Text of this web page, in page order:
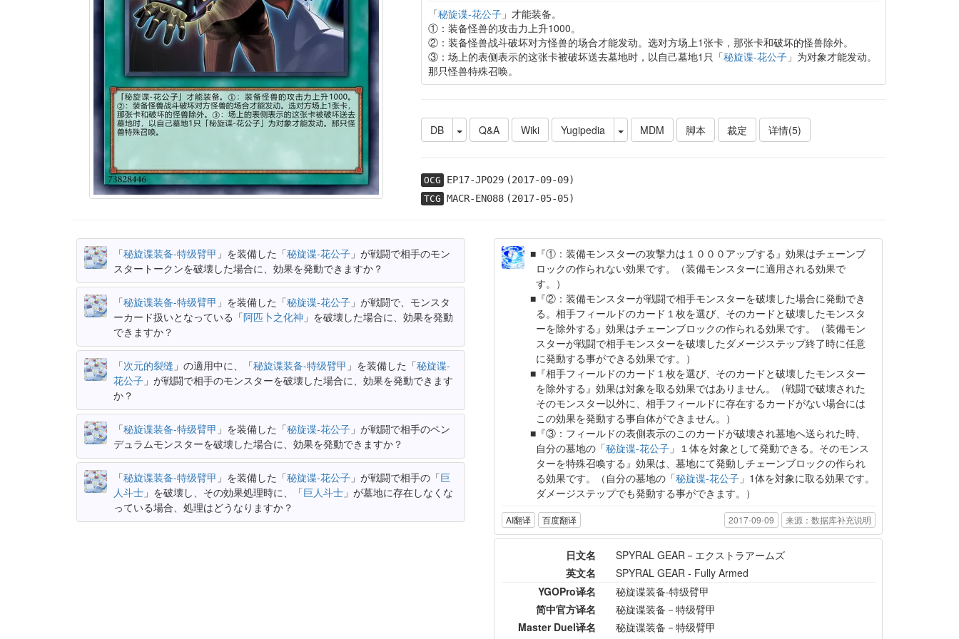
「秘旋谍-花公子 」才能装备。
①：装备怪兽的攻击力上升1000。
②：装备怪兽战斗破坏对方怪兽的场合才能发动。选对方场上1张卡，那张卡和破坏的怪兽除外。
③：场上的表侧表示的这张卡被破坏送去墓地时，以自己墓地1只「秘旋谍-花公子 」为对象才能发动。
那只怪兽特殊召唤。
DB Q&A Wiki Yugipedia MDM 脚本 裁定 详情(5)
OCG EP17-JP029(2017-09-09)
TCG MACR-EN088(2017-05-05)
「秘旋谍装备-特级臂甲 」を装備した「秘旋谍-花公子 」が戦闘で相手のモン
スタートークンを破壊した場合に、効果を発動できますか？
「秘旋谍装备-特级臂甲 」を装備した「秘旋谍-花公子 」が戦闘で、モンスタ
ーカード扱いとなっている「阿匹卜之化神 」を破壊した場合に、効果を発動
できますか？
「次元的裂缝 」の適用中に、「秘旋谍装备-特级臂甲 」を装備した「秘旋谍-
花公子 」が戦闘で相手のモンスターを破壊した場合に、効果を発動できます
か？
「秘旋谍装备-特级臂甲 」を装備した「秘旋谍-花公子 」が戦闘で相手のペン
デュラムモンスターを破壊した場合に、効果を発動できますか？
「秘旋谍装备-特级臂甲 」を装備した「秘旋谍-花公子 」が戦闘で相手の「巨
人斗士 」を破壊し、その効果処理時に、「巨人斗士 」が墓地に存在しなくな
っている場合、処理はどうなりますか？
『①：装備モンスターの攻撃力は１０００アップする』効果はチェーンブ
ロックの作られない効果です。（装備モンスターに適用される効果で
す。）
『②：装備モンスターが戦闘で相手モンスターを破壊した場合に発動でき
る。相手フィールドのカード１枚を選び、そのカードと破壊したモンスタ
ーを除外する』効果はチェーンブロックの作られる効果です。（装備モン
スターが戦闘で相手モンスターを破壊したダメージステップ終了時に任意
に発動する事ができる効果です。）
『相手フィールドのカード１枚を選び、そのカードと破壊したモンスター
を除外する』効果は対象を取る効果ではありません。（戦闘で破壊された
そのモンスター以外に、相手フィールドに存在するカードがない場合には
この効果を発動する事自体ができません。）
『③：フィールドの表側表示のこのカードが破壊され墓地へ送られた時、
自分の墓地の「秘旋谍-花公子 」１体を対象として発動できる。そのモンス
ターを特殊召喚する』効果は、墓地にて発動しチェーンブロックの作られ
る効果です。（自分の墓地の「秘旋谍-花公子 」1体を対象に取る効果です。
ダメージステップでも発動する事ができます。）
AI翻译 百度翻译 2017-09-09 来源：数据库补充说明
日文名
SPYRAL GEAR－エクストラアームズ
英文名
SPYRAL GEAR - Fully Armed
YGOPro译名
秘旋谍装备-特级臂甲
简中官方译名
秘旋谍装备－特级臂甲
Master Duel译名
秘旋谍装备－特级臂甲